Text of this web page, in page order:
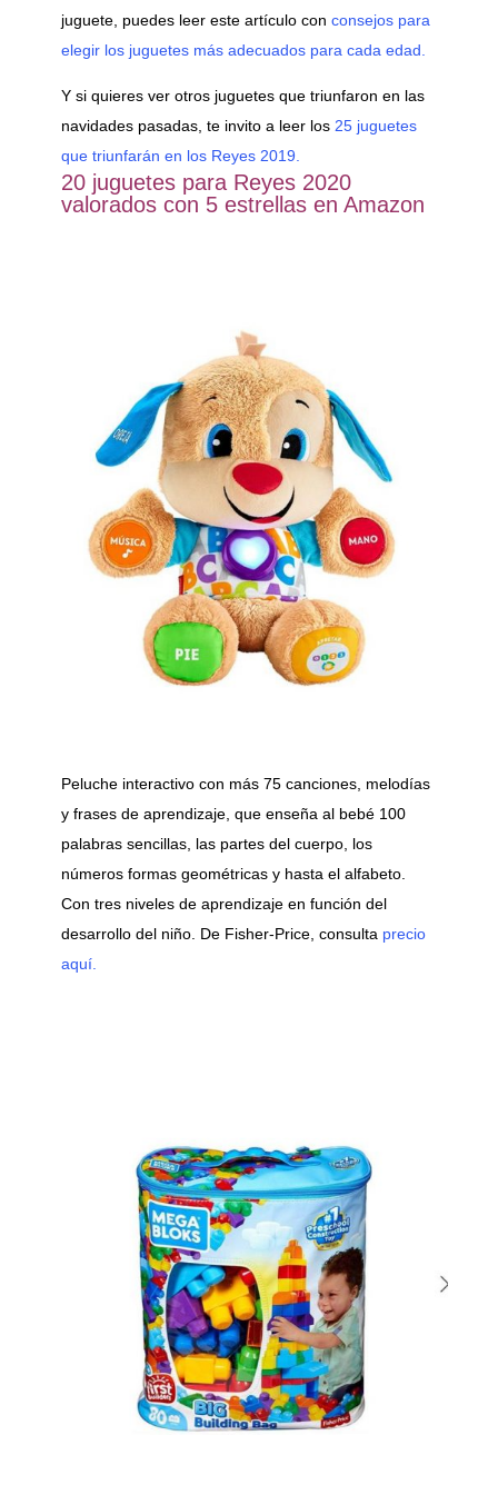
juguete, puedes leer este artículo con consejos para
elegir los juguetes más adecuados para cada edad.
Y si quieres ver otros juguetes que triunfaron en las
navidades pasadas, te invito a leer los 25 juguetes
que triunfarán en los Reyes 2019.
20 juguetes para Reyes 2020
valorados con 5 estrellas en Amazon
Peluche interactivo con más 75 canciones, melodías
y frases de aprendizaje, que enseña al bebé 100
palabras sencillas, las partes del cuerpo, los
números formas geométricas y hasta el alfabeto.
Con tres niveles de aprendizaje en función del
desarrollo del niño. De Fisher-Price, consulta precio
aquí.